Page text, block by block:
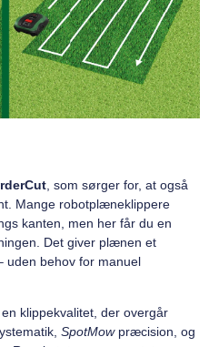
, som sørger for, at også
Mange robotplæneklippere
kanten, men her får du en
Det giver plænen et
uden behov for manuel
klippekvalitet, der overgår
SpotMowpræcision, og